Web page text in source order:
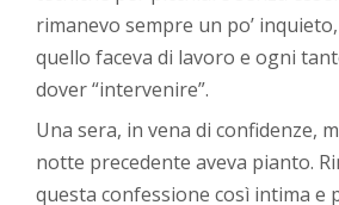
rimanevo sempre un po’
quello faceva di lavoro e ogni
dover “intervenire”.
Una sera, in vena di confidenze,
notte precedente aveva pianto.
questa confessione così intima e